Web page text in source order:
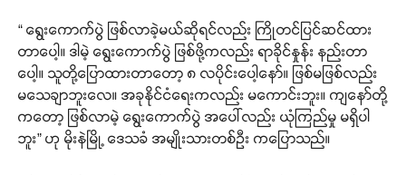
“ ရွေးကောက်ပွဲ ဖြစ်လာခဲ့မယ်ဆိုရင်လည်း ကြိုတင်ပြင်ဆင်ထား
တာပေါ့။ ဒါမဲ့ ရွေးကောက်ပွဲ ဖြစ်ဖို့ကလည်း ရာခိုင်နှုန်း နည်းတာ
ပေါ့။ သူတို့ပြောထားတာတော့ ၈ လပိုင်းပေါ့နော်။ ဖြစ်မဖြစ်လည်း
မသေချာဘူးလေ။ အခုနိုင်ငံရေးကလည်း မကောင်းဘူး။ ကျနော်တို့
ကတော့ ဖြစ်လာမဲ့ ရွေးကောက်ပွဲ အပေါ်လည်း ယုံကြည်မှု မရှိပါ
ဘူး” ဟု မိုးနဲမြို့ ဒေသခံ အမျိုးသားတစ်ဦး ကပြောသည်။